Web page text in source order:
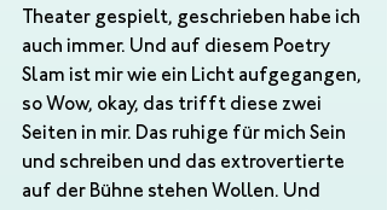
Theater gespielt, geschrieben habe ich
auch immer. Und auf diesem Poetry
Slam ist mir wie ein Licht aufgegangen,
so Wow, okay, das trifft diese zwei
Seiten in mir. Das ruhige für mich Sein
und schreiben und das extrovertierte
auf der Bühne stehen Wollen. Und